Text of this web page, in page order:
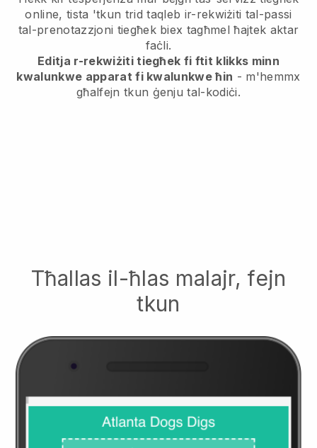
online, tista 'tkun trid taqleb ir-rekwiżiti tal-passi
tal-prenotazzjoni tiegħek biex tagħmel ħajtek aktar
faċli.
Editja r-rekwiżiti tiegħek fi ftit klikks minn
kwalunkwe apparat fi kwalunkwe ħin - m'hemmx
għalfejn tkun ġenju tal-kodiċi.
Tħallas il-ħlas malajr, fejn
tkun